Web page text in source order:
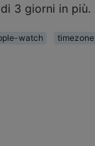
3 giorni in più.
watch timezone